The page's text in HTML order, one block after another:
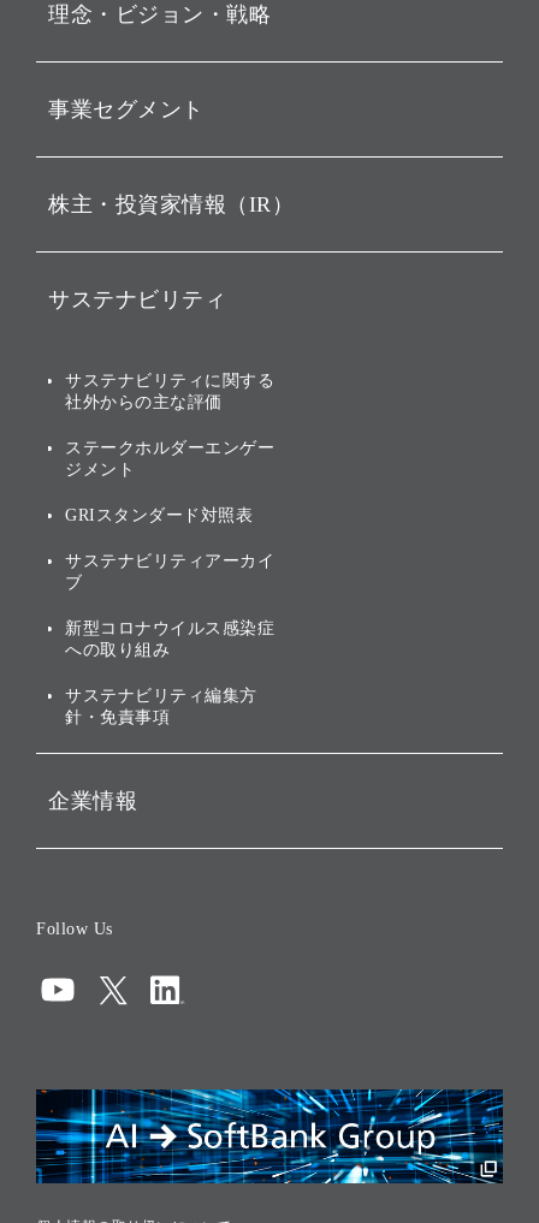
お知らせ
動画配信
理念・ビジョン・戦略
経営理念
ビジョン
戦略
バリュー
ソフトバンクグループの歩
[AI] What dreams are made
事業セグメント
ソフトバンク・ビジョン・
その他
グループ企業一覧
株主・投資家情報（IR）
IRカレンダー
業績・財務
アニュアルレポート
株主・投資家情報（IR）に
サステナビリティ
トップメッセージ
サステナビリティの考え方
ガバナンス
投資先のサステナビリティ
サステナビリティに関する
社外からの主な評価
ステークホルダーエンゲー
ジメント
GRIスタンダード対照表
サステナビリティアーカイ
ブ
新型コロナウイルス感染症
への取り組み
サステナビリティ編集方
針・免責事項
企業情報
コンプライアンス
リスクマネジメント
税務に対する取り組み
採用情報
Follow Us